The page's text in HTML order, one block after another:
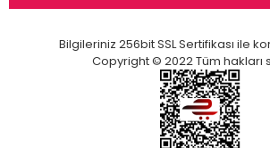
Bilgileriniz 256bit SSL Sertifikası ile
Copyright © 2022 Tüm hakları